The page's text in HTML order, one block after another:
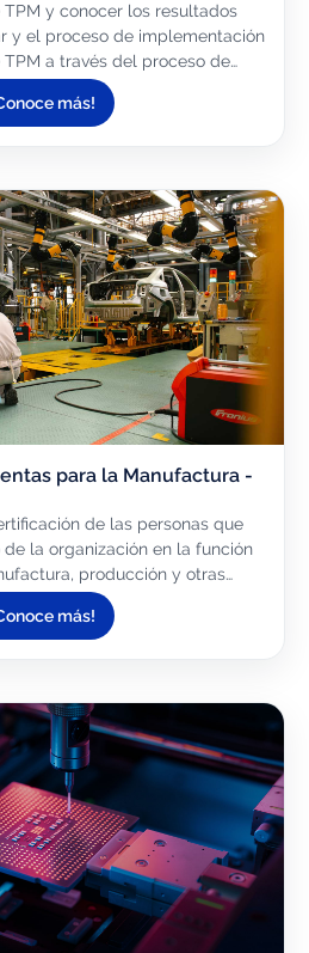
y conocer los resultados
y el proceso de implementación
a través del proceso de
más!
para la Manufactura -
de las personas que
la organización en la función
producción y otras
desarrollar las herramientas
más!